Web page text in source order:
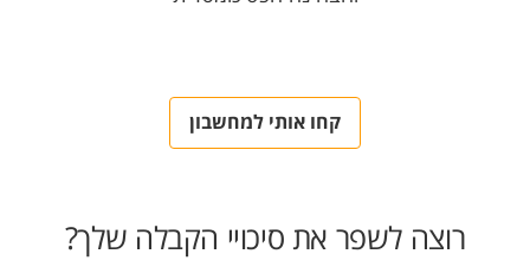
קחו אותי למחשבון
רוצה לשפר את סיכויי הקבלה שלך?